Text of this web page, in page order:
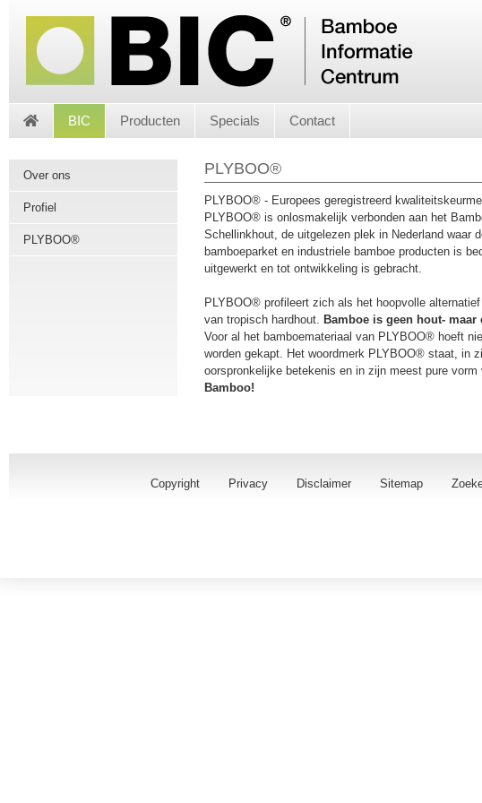
BIC Producten Specials Contact
Over ons
Profiel
PLYBOO®
PLYBOO®
PLYBOO® - Europees geregistreerd
PLYBOO® is onlosmakelijk verbonden aan het
Schellinkhout, de uitgelezen plek in Nederland waar
bamboeparket en industriele bamboe producten is
uitgewerkt en tot ontwikkeling is gebracht.
PLYBOO® profileert zich als het hoopvolle
van tropisch hardhout. Bamboe is geen hout- maar
Voor al het bamboemateriaal van PLYBOO® hoeft
worden gekapt. Het woordmerk PLYBOO® staat, in
oorspronkelijke betekenis en in zijn meest pure vorm
Bamboo!
Copyright Privacy Disclaimer Sitemap